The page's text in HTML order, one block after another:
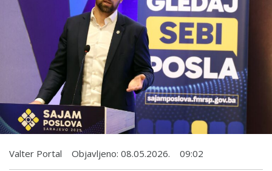
Valter Portal Objavljeno: 08.05.2026. 09:02